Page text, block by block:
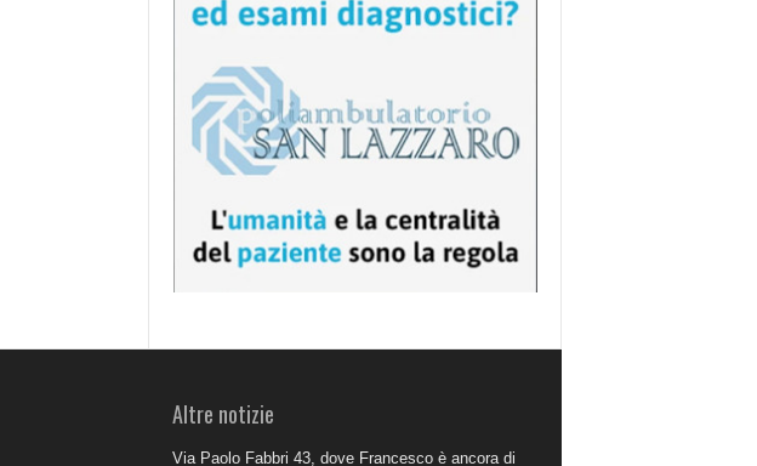
Altre notizie
Via Paolo Fabbri 43, dove Francesco è ancora di